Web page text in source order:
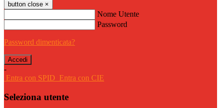
button close ×
Nome Utente
Password
Password dimenticata?
-
Entra con SPID Entra con CIE
Seleziona utente